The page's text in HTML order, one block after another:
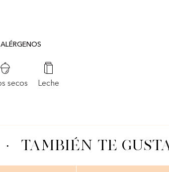
ALÉRGENOS
secos Leche
· TAMBIÉN TE